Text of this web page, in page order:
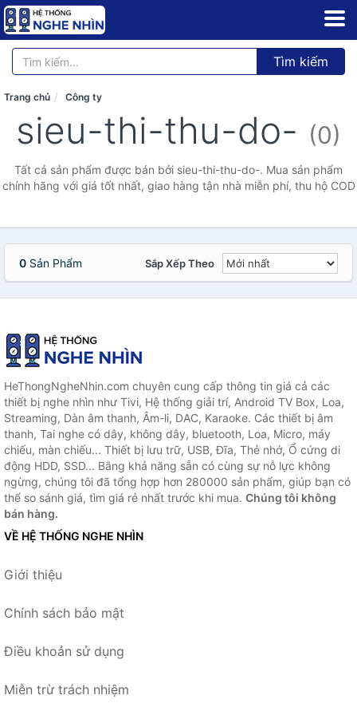
Tìm kiếm
Trang chủ Công ty
sieu-thi-thu-do- (0)
Tất cả sản phẩm được bán bởi sieu-thi-thu-do-. Mua sản phẩm
chính hãng với giá tốt nhất, giao hàng tận nhà miễn phí, thu hộ COD
0 Sản Phẩm Sắp Xếp Theo
HeThongNgheNhin.com chuyên cung cấp thông tin giá cả các
thiết bị nghe nhìn như Tivi, Hệ thống giải trí, Android TV Box, Loa,
Streaming, Dàn âm thanh, Âm-li, DAC, Karaoke. Các thiết bị âm
thanh, Tai nghe có dây, không dây, bluetooth, Loa, Micro, máy
chiếu, màn chiếu... Thiết bị lưu trữ, USB, Đĩa, Thẻ nhớ, Ổ cứng di
động HDD, SSD... Bằng khả năng sẵn có cùng sự nỗ lực không
ngừng, chúng tôi đã tổng hợp hơn 280000 sản phẩm, giúp bạn có
thể so sánh giá, tìm giá rẻ nhất trước khi mua. Chúng tôi không
bán hàng.
VỀ HỆ THỐNG NGHE NHÌN
Giới thiệu
Chính sách bảo mật
Điều khoản sử dụng
Miễn trừ trách nhiệm